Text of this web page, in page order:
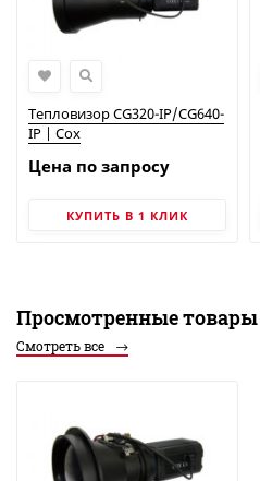
Тепловизор CG320-IP/CG640-
IP | Cox
Цена по запросу
КУПИТЬ В 1 КЛИК
Просмотренные товары
Смотреть все